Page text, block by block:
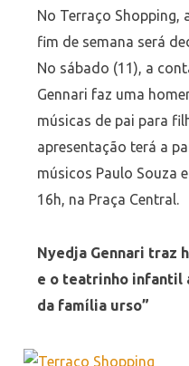
No Terraço
fim de semana será
No sábado (11), a
Gennari faz uma
músicas de pai para
apresentação terá a
músicos Paulo Souza
16h, na Praça Central.
Nyedja Gennari traz
e o teatrinho infantil
da família urso”